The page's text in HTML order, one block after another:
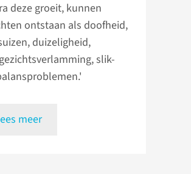
deze groeit, kunnen
ontstaan als doofheid,
duizeligheid,
slik-
meer